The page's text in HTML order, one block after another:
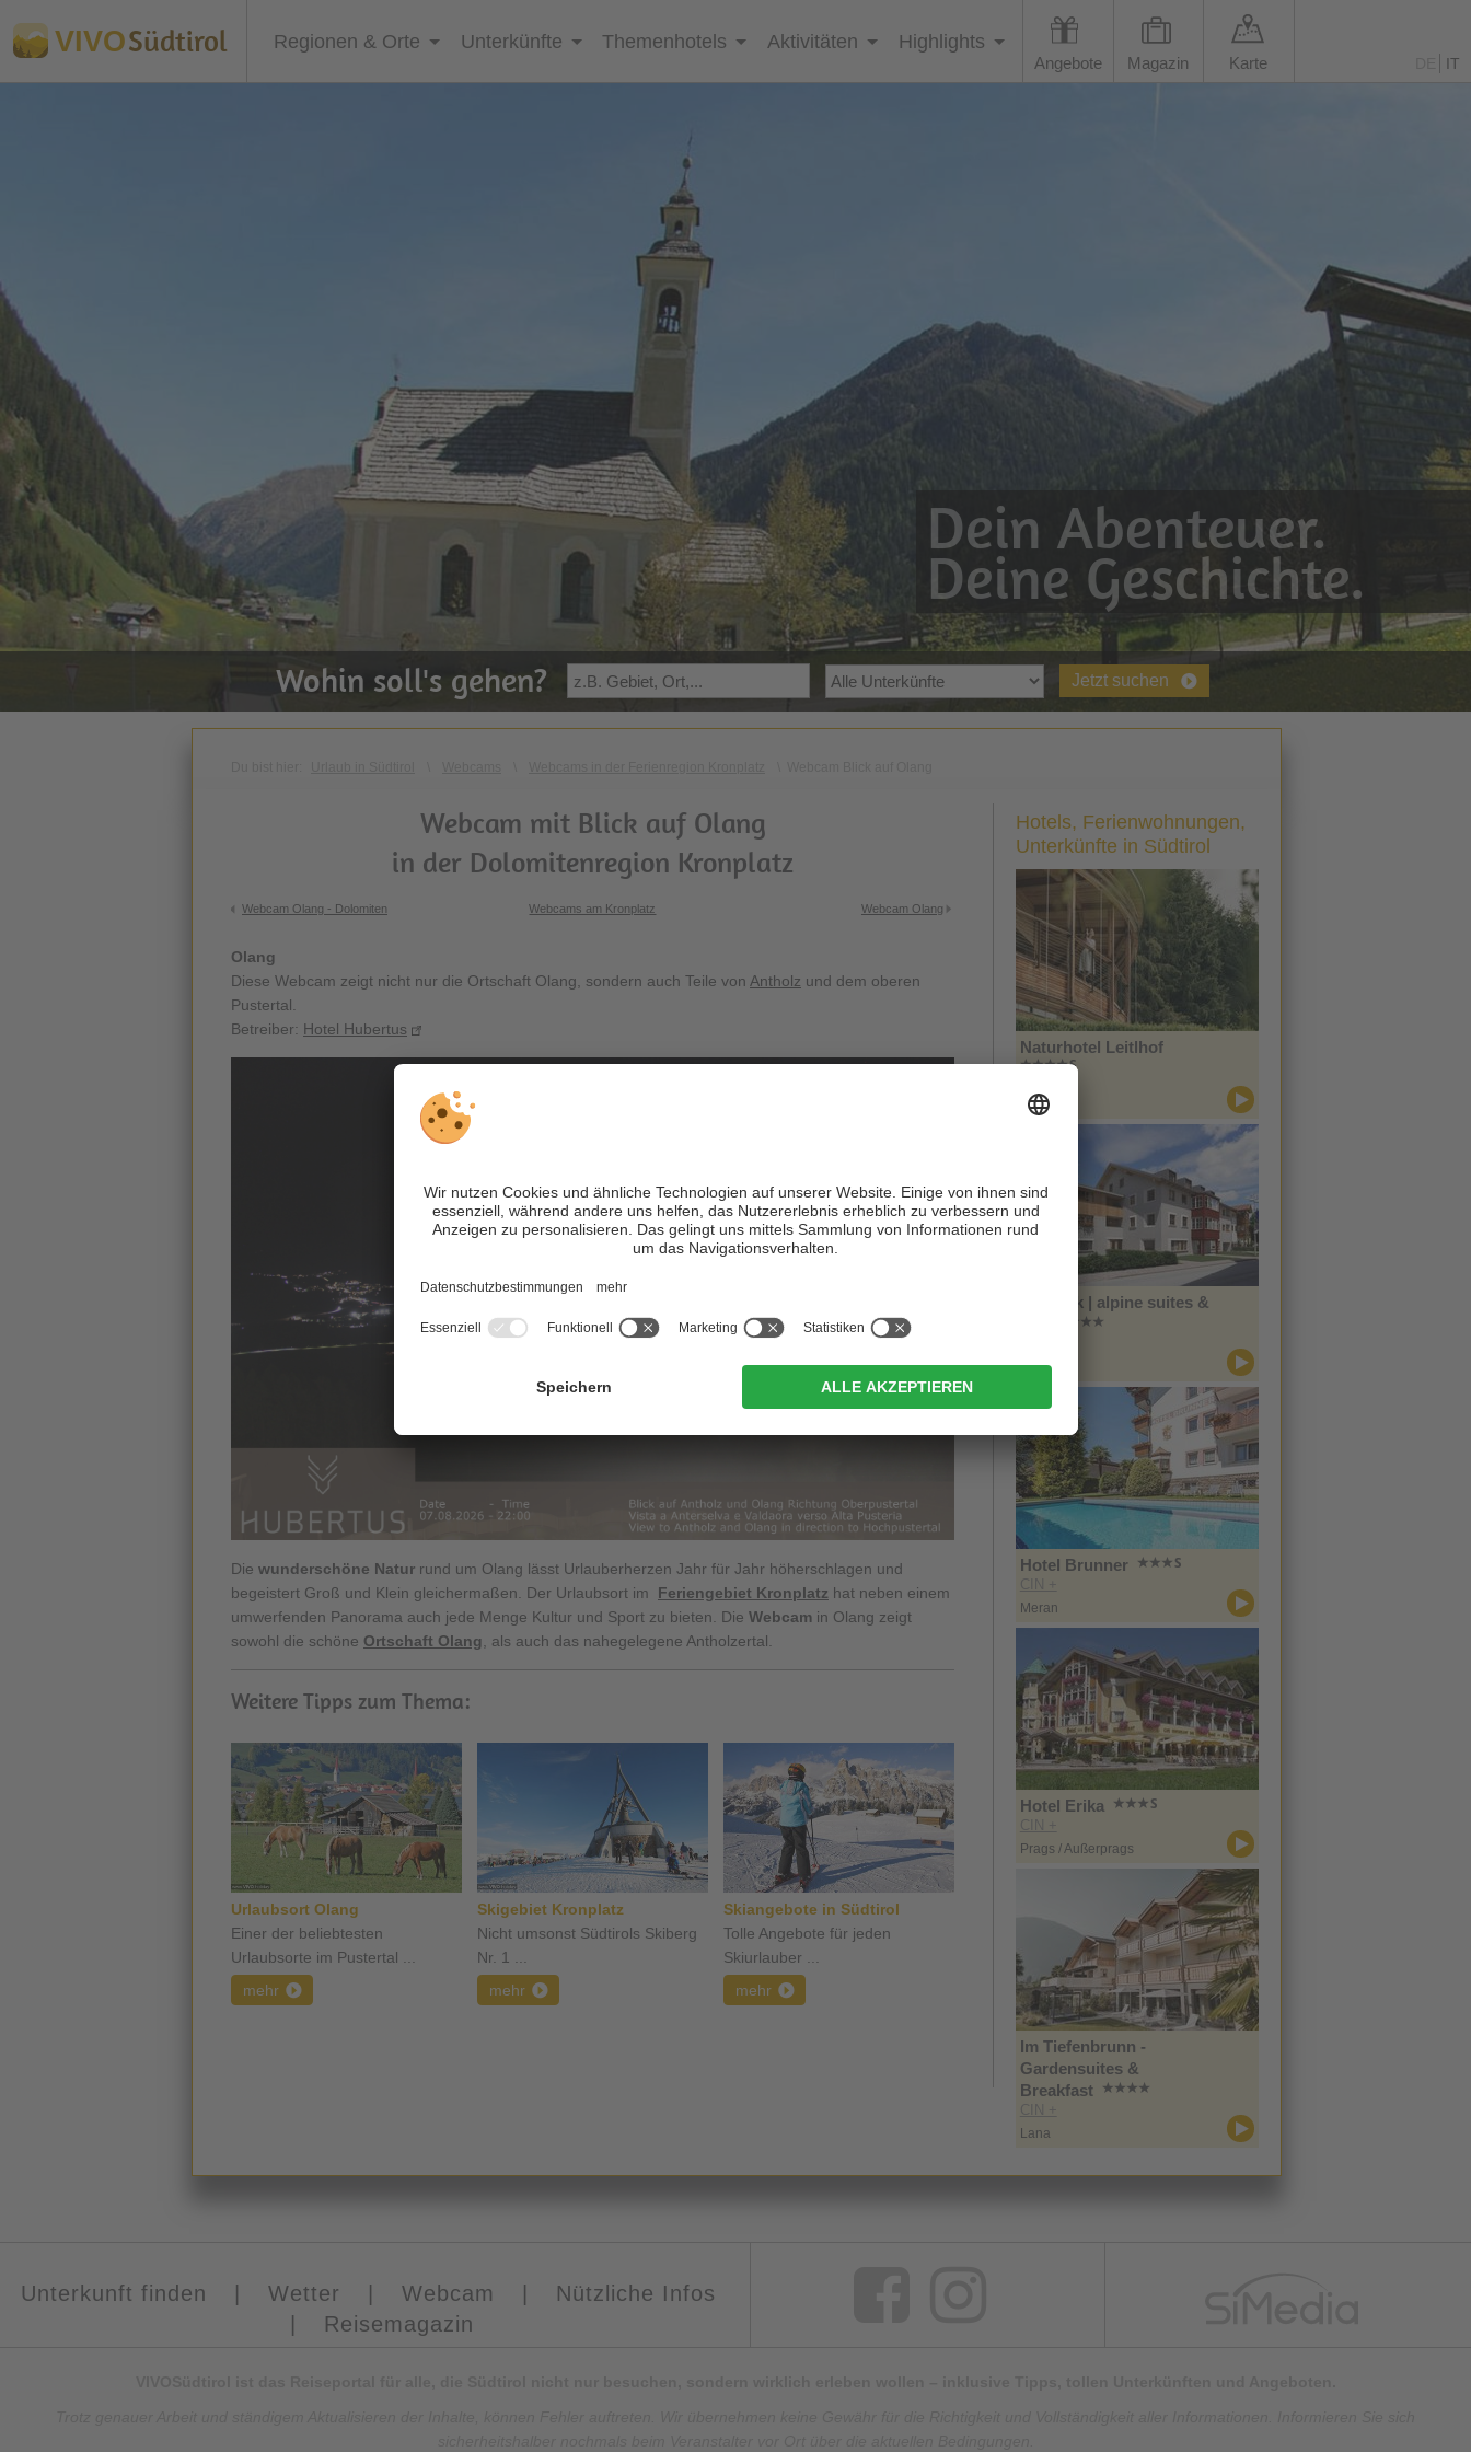
VIVOSüdtirol Regionen & Orte Unterkünfte Themenhotels Aktivitäten Highlights
Angebote Magazin Karte IT
Dein Abenteuer.
Deine Geschichte.
Wohin soll's gehen? Jetzt suchen
Webcam mit Blick auf Olang
in der Dolomitenregion Kronplatz
Webcam Olang - Dolomiten Webcams am Kronplatz Webcam Olang
Olang
Diese Webcam zeigt nicht nur die Ortschaft Olang, sondern auch Teile von Antholz und dem oberen
Pustertal.
Betreiber: Hotel Hubertus
Die wunderschöne Natur rund um Olang lässt Urlauberherzen Jahr für Jahr höherschlagen und
begeistert Groß und Klein gleichermaßen. Der Urlaubsort im Feriengebiet Kronplatz hat neben einem
umwerfenden Panorama auch jede Menge Kultur und Sport zu bieten. Die Webcam in Olang zeigt
sowohl die schöne Ortschaft Olang , als auch das nahegelegene Antholzertal.
Weitere Tipps zum Thema:
Urlaubsort Olang
Einer der beliebtesten
Urlaubsorte im Pustertal ...
mehr
Skigebiet Kronplatz
Nicht umsonst Südtirols Skiberg
Nr. 1 ...
mehr
Skiangebote in Südtirol
Tolle Angebote für jeden
Skiurlauber ...
mehr
Hotels, Ferienwohnungen,
Unterkünfte in Südtirol
Naturhotel Leitlhof
Innichen
Zin Park | alpine suites &
Innichen
Hotel Brunner
CIN +
Meran
Hotel Erika
CIN +
Prags / Außerprags
Im Tiefenbrunn -
Gardensuites &
Breakfast
CIN +
Lana
Unterkunft finden Wetter Webcam
Nützliche Infos
Reisemagazin